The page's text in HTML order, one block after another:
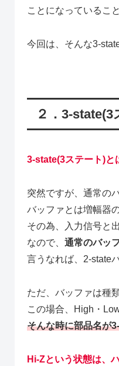
ことになっているこ
今回は、そんな3-
２．3-
3-state(3ステート)と
突然ですが、通常の
バッファとは増幅器
その為、入力信号と
なので、 通常のバッ
言うなれば、2-state
ただ、バッファは種
この場合、High・
そんな時に部品名が
Hi-Zという状態は、